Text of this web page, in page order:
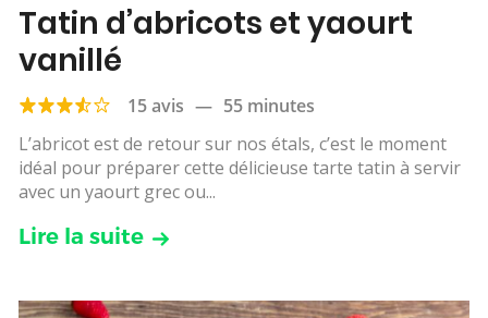
Tatin d’abricots et yaourt
vanillé
15 avis — 55 minutes
L’abricot est de retour sur nos étals, c’est le moment
idéal pour préparer cette délicieuse tarte tatin à servir
avec un yaourt grec ou...
Lire la suite